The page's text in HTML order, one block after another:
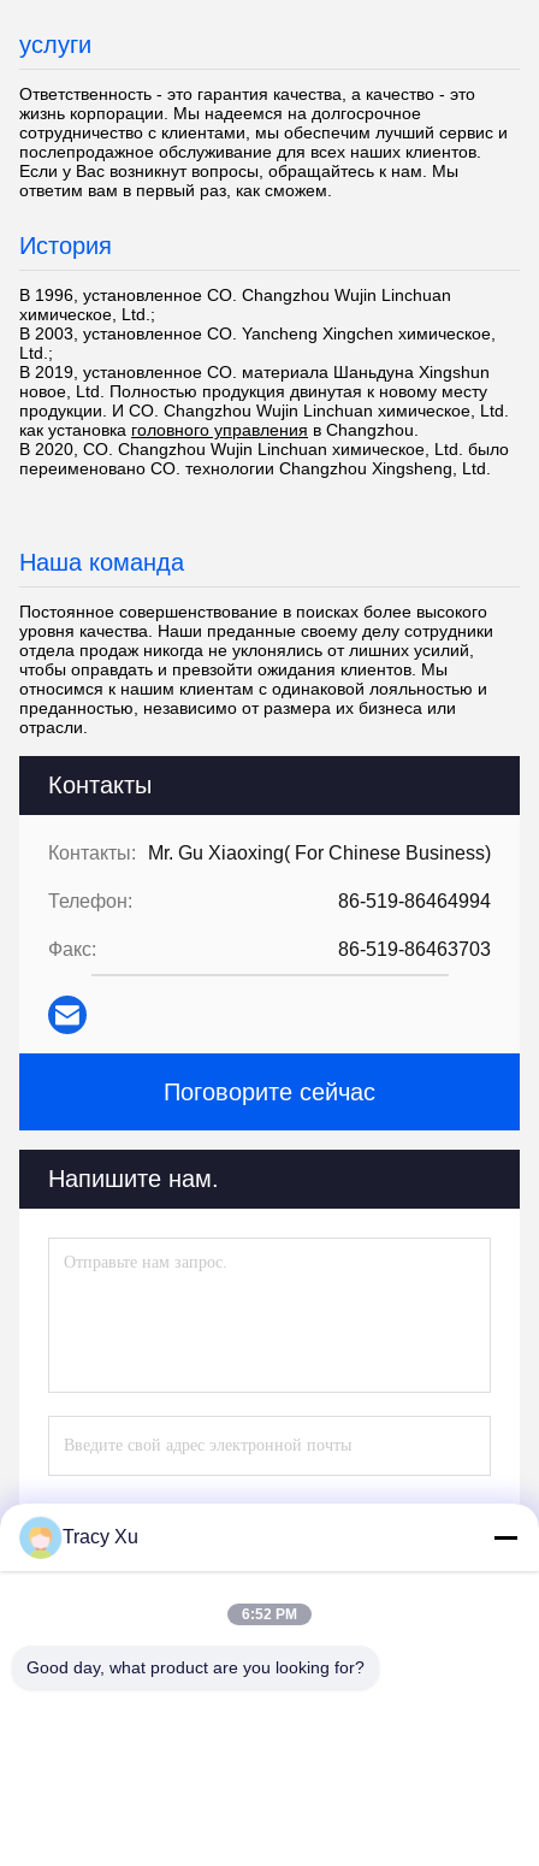
Контакты
Контакты: Mr. Gu Xiaoxing( For Chinese Business)
Телефон: 86-519-86464994
Факс: 86-519-86463703
Поговорите сейчас
Напишите нам.
услуги
Ответственность - это гарантия качества, а качество - это
жизнь корпорации. Мы надеемся на долгосрочное
сотрудничество с клиентами, мы обеспечим лучший сервис и
послепродажное обслуживание для всех наших клиентов.
Если у Вас возникнут вопросы, обращайтесь к нам. Мы
ответим вам в первый раз, как сможем.
История
В 1996, установленное CO. Changzhou Wujin Linchuan
химическое, Ltd.;
В 2003, установленное CO. Yancheng Xingchen химическое,
Ltd.;
В 2019, установленное CO. материала Шаньдуна Xingshun
новое, Ltd. Полностью продукция двинутая к новому месту
продукции. И CO. Changzhou Wujin Linchuan химическое, Ltd.
как установка головного управления в Changzhou.
В 2020, CO. Changzhou Wujin Linchuan химическое, Ltd. было
переименовано CO. технологии Changzhou Xingsheng, Ltd.
Наша команда
Постоянное совершенствование в поисках более высокого
уровня качества. Наши преданные своему делу сотрудники
отдела продаж никогда не уклонялись от лишних усилий,
чтобы оправдать и превзойти ожидания клиентов. Мы
относимся к нашим клиентам с одинаковой лояльностью и
преданностью, независимо от размера их бизнеса или
отрасли.
Tracy Xu
6:52 PM
Good day, what product are you looking for?